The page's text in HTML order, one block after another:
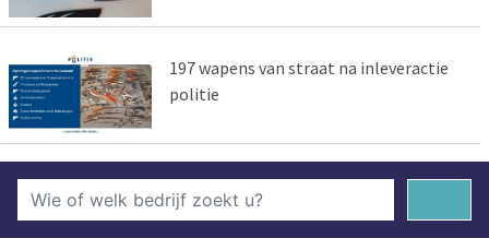
197 wapens van straat na inleveractie
politie